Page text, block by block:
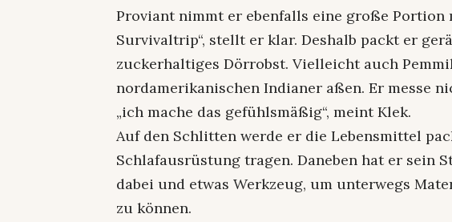
Proviant nimmt er ebenfalls eine große Portion
Survivaltrip“, stellt er klar. Deshalb packt er
zuckerhaltiges Dörrobst. Vielleicht auch
nordamerikanischen Indianer aßen. Er messe
„ich mache das gefühlsmäßig“, meint Klek.
Auf den Schlitten werde er die Lebensmittel
Schlafausrüstung tragen. Daneben hat er sein
dabei und etwas Werkzeug, um unterwegs
zu können.